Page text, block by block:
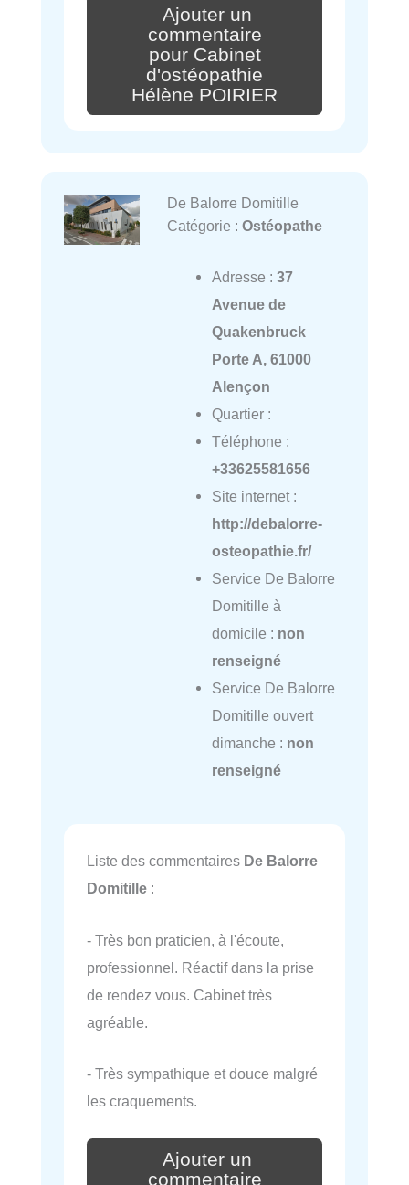
Ajouter un
commentaire
pour Cabinet
d'ostéopathie
Hélène POIRIER
De Balorre Domitille
Catégorie : Ostéopathe
Adresse : 37
Avenue de
Quakenbruck
Porte A, 61000
Alençon
Quartier :
Téléphone :
+33625581656
Site internet :
http://debalorre-
osteopathie.fr/
Service De Balorre
Domitille à
domicile : non
renseigné
Service De Balorre
Domitille ouvert
dimanche : non
renseigné
Liste des commentaires De Balorre
Domitille :
- Très bon praticien, à l'écoute,
professionnel. Réactif dans la prise
de rendez vous. Cabinet très
agréable.
- Très sympathique et douce malgré
les craquements.
Ajouter un
commentaire